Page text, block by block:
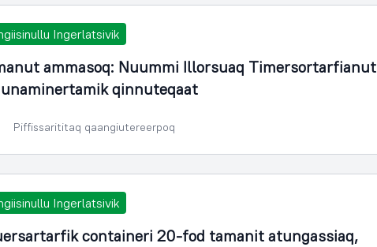
Ingerlatsivik
ammasoq: Nuummi Illorsuaq Timersortarfianut
qinnuteqaat
Piffissarititaq qaangiutereerpoq
Ingerlatsivik
containeri 20-fod tamanit atungassiaq,